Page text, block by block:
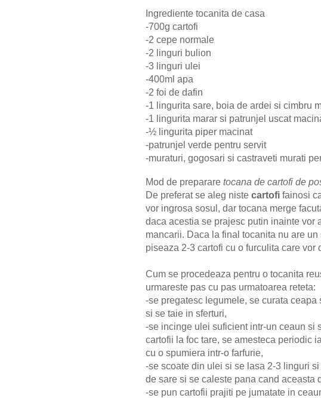
Ingrediente tocanita de casa
-700g cartofi
-2 cepe normale
-2 linguri bulion
-3 linguri ulei
-400ml apa
-2 foi de dafin
-1 lingurita sare, boia de ardei si cimbru
-1 lingurita marar si patrunjel uscat
-½ lingurita piper macinat
-patrunjel verde pentru servit
-muraturi, gogosari si castraveti murati
Mod de preparare tocana de cartofi de
De preferat se aleg niste cartofi fainosi
vor ingrosa sosul, dar tocana merge
daca acestia se prajesc putin inainte vor
mancarii. Daca la final tocanita nu are
piseaza 2-3 cartofi cu o furculita care vor
Cum se procedeaza pentru o tocanita
urmareste pas cu pas urmatoarea reteta:
-se pregatesc legumele, se curata ceapa
si se taie in sferturi,
-se incinge ulei suficient intr-un ceaun si
cartofii la foc tare, se amesteca periodic
cu o spumiera intr-o farfurie,
-se scoate din ulei si se lasa 2-3 linguri
de sare si se caleste pana cand aceasta
-se pun cartofii prajiti pe jumatate in